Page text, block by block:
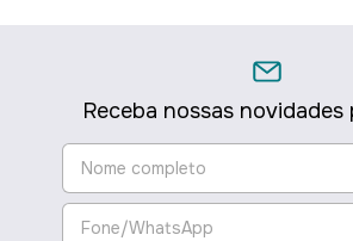
Receba nossas novidades